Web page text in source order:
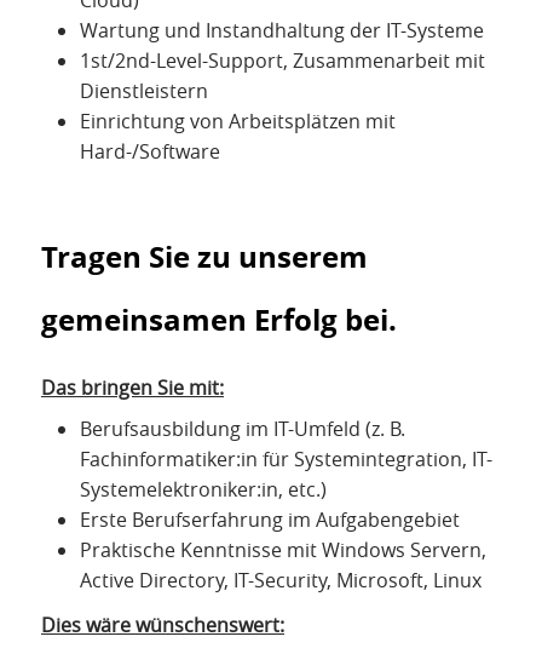
Wartung und Instandhaltung der IT-Systeme
1st/2nd-Level-Support, Zusammenarbeit mit
Dienstleistern
Einrichtung von Arbeitsplätzen mit
Hard-/Software
Tragen Sie zu unserem
gemeinsamen Erfolg bei.
Das bringen Sie mit:
Berufsausbildung im IT-Umfeld (z. B.
Fachinformatiker:in für Systemintegration, IT-
Systemelektroniker:in, etc.)
Erste Berufserfahrung im Aufgabengebiet
Praktische Kenntnisse mit Windows Servern,
Active Directory, IT-Security, Microsoft, Linux
Dies wäre wünschenswert: